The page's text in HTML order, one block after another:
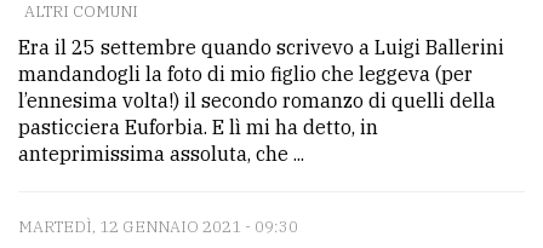
ALTRI COMUNI
Era il 25 settembre quando scrivevo a Luigi Ballerini
mandandogli la foto di mio figlio che leggeva (per
l’ennesima volta!) il secondo romanzo di quelli della
pasticciera Euforbia. E lì mi ha detto, in
anteprimissima assoluta, che ...
MARTEDÌ, 12 GENNAIO 2021 - 09:30